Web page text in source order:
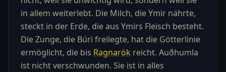
in allem weiterlebt. Die Milch, die Ymir nährte,
steckt in der Erde, die aus Ymirs Fleisch besteht.
Die Zunge, die Búri freilegte, hat die Götterlinie
ermöglicht, die bis Ragnarök reicht. Auðhumla
ist nicht verschwunden. Sie ist in alles